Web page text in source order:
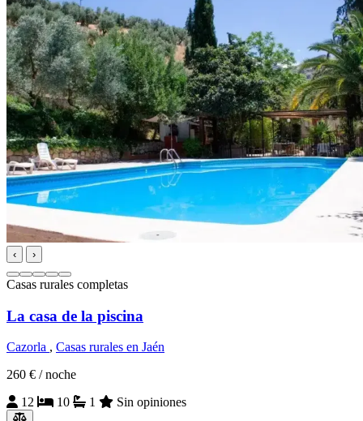
‹ ›
Casas rurales completas
La casa de la piscina
Cazorla , Casas rurales en Jaén
260 € / noche
12
10 1 Sin opiniones